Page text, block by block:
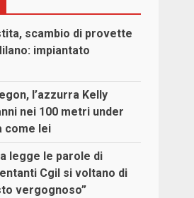
scambio di provette
impiantato
l’azzurra Kelly
nei 100 metri under
come lei
legge le parole di
Cgil si voltano di
vergognoso”